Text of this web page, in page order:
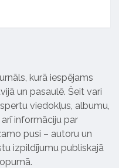
kurā iespējams
un pasaulē. Šeit vari
viedokļus, albumu,
informāciju par
pusi – autoru un
izpildījumu publiskajā